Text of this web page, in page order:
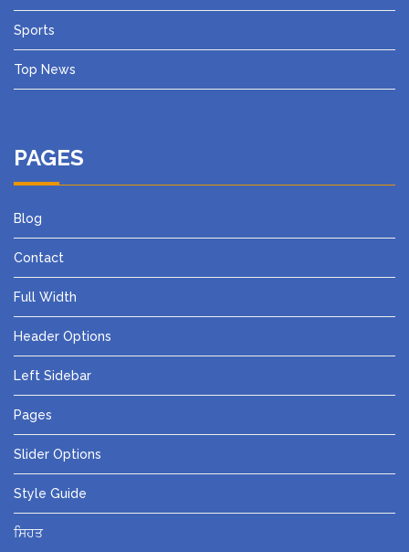
Sports
Top News
PAGES
Blog
Contact
Full Width
Header Options
Left Sidebar
Pages
Slider Options
Style Guide
ਸਿਹਤ